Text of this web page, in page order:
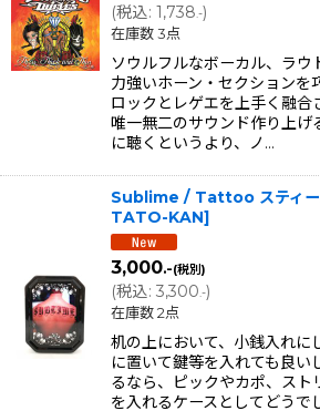
(税込: 1,738.-)
在庫数 3点
ソウルフルなボーカル、ラウ
力強いホーン・セクション
ロックとレゲエを上手く融合
唯一無二のサウンド作り上げ
に聴くというより、ノ…
Sublime / Tattoo スティー
TATO-KAN]
3,000.-(税別)
(税込: 3,300.-)
在庫数 2点
机の上において、小銭入れに
に置いて鍵等を入れても良い
るなら、ピックやカポ、スト
を入れるケースとしてどうで